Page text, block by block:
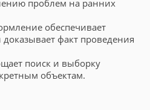
проблем на ранних
обеспечивает
факт проведения
поиск и выборку
объектам.